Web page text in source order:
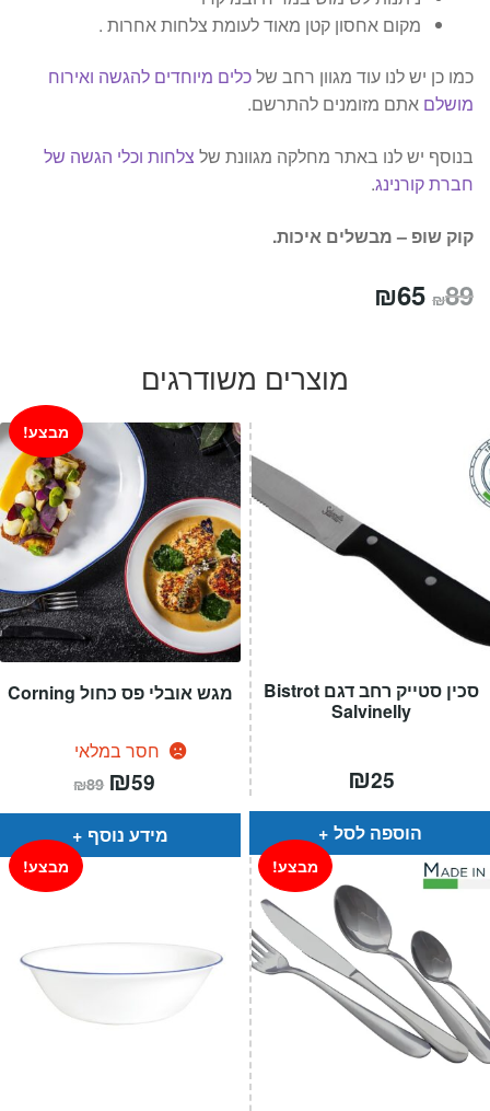
מקום אחסון קטן מאוד לעומת צלחות אחרות .
כמו כן יש לנו עוד מגוון רחב שלכלים מיוחדים להגשה ואירוח
מושלם אתם מזומנים להתרשם.
בנוסף יש לנו באתר מחלקה מגוונת של צלחות וכלי הגשה של
חברת קורנינג.
קוק שופ – מבשלים איכות.
₪89 המחיר
₪65
הוא:
מוצרים משודרגים
מגש אובלי פס כחול Corning
חסר במלאי
מבצע!
₪89 המחיר
המקורי
היה:
₪89.
₪59
הוא:
מידע נוסף
סכין סטייק רחב דגם Bistrot
Salvinelly
₪25
הוספה לסל
מבצע! מבצע!